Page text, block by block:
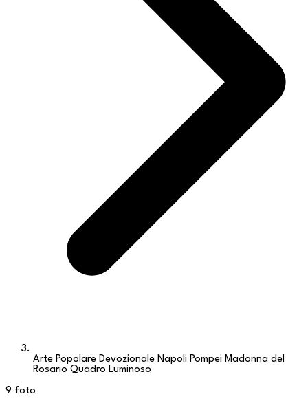
Arte Popolare Devozionale Napoli Pompei Madonna del
Rosario Quadro Luminoso
9 foto